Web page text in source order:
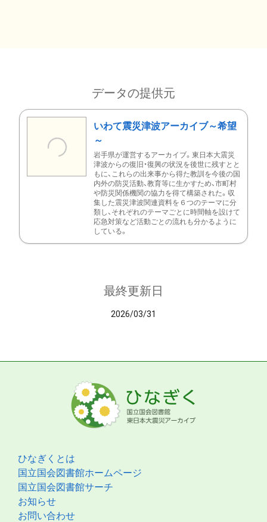
データの提供元
いわて震災津波アーカイブ～希望
～
岩手県が運営するアーカイブ。東日本大震災
津波からの復旧・復興の状況を後世に残すとと
もに、これらの出来事から得た教訓を今後の国
内外の防災活動、教育等に生かすため、市町村
や防災関係機関の協力を得て構築された。収
集した震災津波関連資料を６つのテーマに分
類し、それぞれのテーマごとに時間軸を設けて
応急対策など活動ごとの流れも分かるように
している。
最終更新日
2026/03/31
ひなぎくとは
国立国会図書館ホームページ
国立国会図書館サーチ
お知らせ
お問い合わせ